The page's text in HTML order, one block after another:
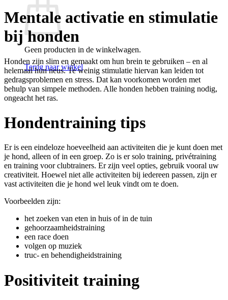
Geen producten in de winkelwagen.
Terug naar winkel
Mentale activatie en stimulatie
bij honden
Honden zijn slim en gemaakt om hun brein te gebruiken – en al
helemaal hun neus. Te weinig stimulatie hiervan kan leiden tot
gedragsproblemen en stress. Dat kan voorkomen worden met
behulp van simpele methoden. Alle honden hebben training nodig,
ongeacht het ras.
Hondentraining tips
Er is een eindeloze hoeveelheid aan activiteiten die je kunt doen met
je hond, alleen of in een groep. Zo is er solo training, privétraining
en training voor clubtrainers. Er zijn veel opties, gebruik vooral uw
creativiteit. Hoewel niet alle activiteiten bij iedereen passen, zijn er
vast activiteiten die je hond wel leuk vindt om te doen.
Voorbeelden zijn:
het zoeken van eten in huis of in de tuin
gehoorzaamheidstraining
een race doen
volgen op muziek
truc- en behendigheidstraining
Positiviteit training